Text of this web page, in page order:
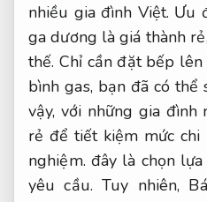
nhiều gia đình Việt. Ưu
ga dương là giá thành
thế. Chỉ cần đặt bếp
bình gas, bạn đã có thể
vậy, với những gia
rẻ để tiết kiệm mức
nghiệm. đây là chọn
yêu cầu. Tuy nhiên,